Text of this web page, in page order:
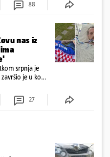
88
nas iz
srpnja je
je u komi.
'Imamo
27